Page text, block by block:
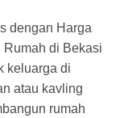
dengan Harga
Rumah di Bekasi
keluarga di
atau kavling
rumah